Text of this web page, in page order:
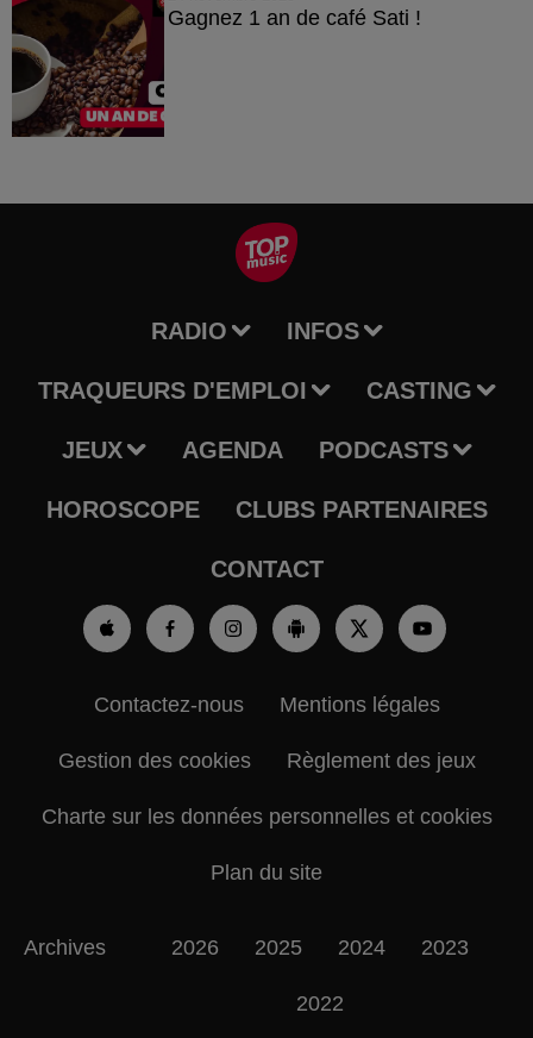
Gagnez 1 an de café Sati !
RADIO INFOS
TRAQUEURS D'EMPLOI CASTING
JEUX AGENDA PODCASTS
HOROSCOPE CLUBS PARTENAIRES
CONTACT
Contactez-nous Mentions légales
Gestion des cookies Règlement des jeux
Charte sur les données personnelles et cookies
Plan du site
Archives 2026 2025 2024 2023
2022